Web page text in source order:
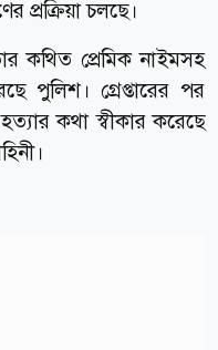
প্রক্রিয়া চলছে।
কথিত প্রেমিক নাইমসহ
পুলিশ। গ্রেপ্তারের পর
কথা স্বীকার করেছে